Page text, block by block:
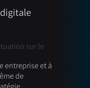
sur le
entreprise et à
de